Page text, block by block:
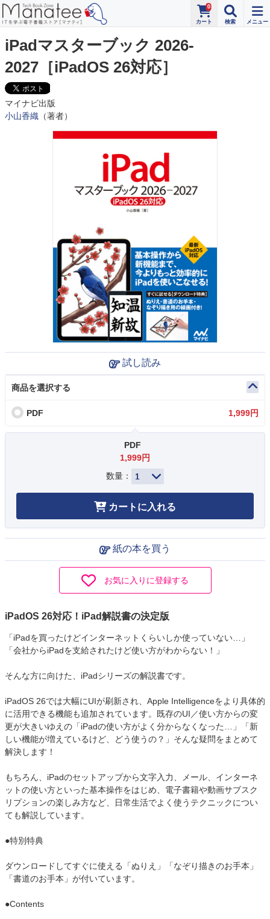
0
iPadマスターブック 2026‐
2027［iPadOS 26対応］
マイナビ出版
小山香織 （著者）
試し読み
商品を選択する
PDF 1,999円
PDF
1,999円
数量：
カートに入れる
紙の本を買う
お気に入りに登録する
iPadOS 26対応！iPad解説書の決定版
「iPadを買ったけどインターネットくらいしか使っていない…」
「会社からiPadを支給されたけど使い方がわからない！」
そんな方に向けた、iPadシリーズの解説書です。
iPadOS 26では大幅にUIが刷新され、Apple Intelligenceをより具体的
に活用できる機能も追加されています。既存のUI／使い方からの変
更が大きいゆえの「iPadの使い方がよく分からなくなった…」「新
しい機能が増えているけど、どう使うの？」そんな疑問をまとめて
解決します！
もちろん、iPadのセットアップから文字入力、メール、インターネ
ットの使い方といった基本操作をはじめ、電子書籍や動画サブスク
リプションの楽しみ方など、日常生活でよく使うテクニックについ
ても解説しています。
●特別特典
ダウンロードしてすぐに使える「ぬりえ」「なぞり描きのお手本」
「書道のお手本」が付いています。
●Contents